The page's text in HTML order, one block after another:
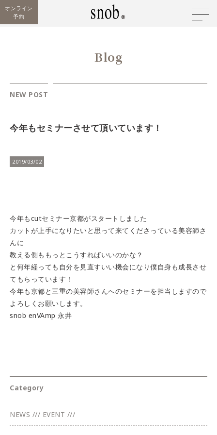
オンライン
予約
Blog
NEW POST
今年もセミナーさせて頂いています！
2019/03/02
今年もcutセミナー京都がスタートしました
カットが上手になりたいと思って来てくださっている美容師さ
んに
教える側ももっとこうすればいいのかな？
と何年経っても自分を見直すいい機会になり僕自身も成長させ
てもらっています！
今年も京都と三重の美容師さんへのセミナーを担当しますので
よろしくお願いします。
snob enVAmp 永井
Category
NEWS /// EVENT ///